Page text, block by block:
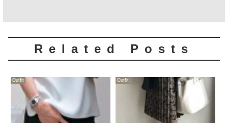
Related Posts
Outfit Outfit